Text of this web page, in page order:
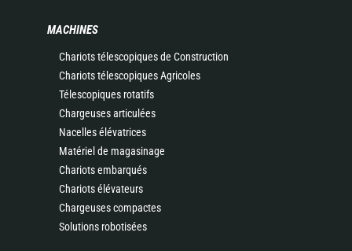
MACHINES
Chariots télescopiques de Construction
Chariots télescopiques Agricoles
Télescopiques rotatifs
Chargeuses articulées
Nacelles élévatrices
Matériel de magasinage
Chariots embarqués
Chariots élévateurs
Chargeuses compactes
Solutions robotisées